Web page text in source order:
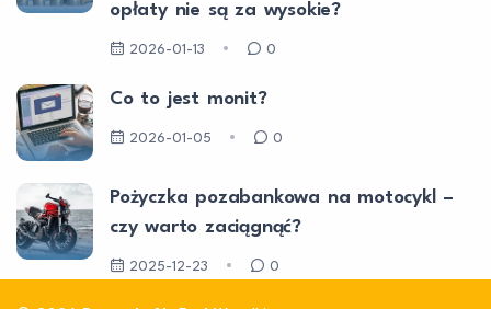
opłaty nie są za wysokie?
2026-01-13 0
Co to jest monit?
2026-01-05 0
Pożyczka pozabankowa na motocykl –
czy warto zaciągnąć?
2025-12-23 0